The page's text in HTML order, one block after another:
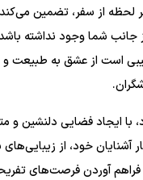
لحظه از سفر، تضمین
جانب شما وجود نداشته
است از عشق به طبیعت و
با ایجاد فضایی دلنشین و
آشنایان خود، از
فراهم آوردن فرصت‌های